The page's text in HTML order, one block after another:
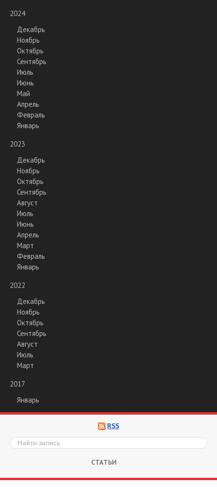
2024
Декабрь
Ноябрь
Октябрь
Сентябрь
Июль
Июнь
Май
Апрель
Февраль
Январь
2023
Декабрь
Ноябрь
Октябрь
Сентябрь
Август
Июль
Июнь
Апрель
Март
Февраль
Январь
2022
Декабрь
Ноябрь
Октябрь
Сентябрь
Август
Июль
Март
2017
Январь
RSS
СТАТЬИ